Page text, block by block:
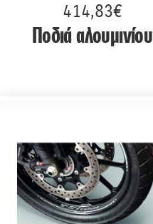
414,83€
Ποδιά αλουμινίου